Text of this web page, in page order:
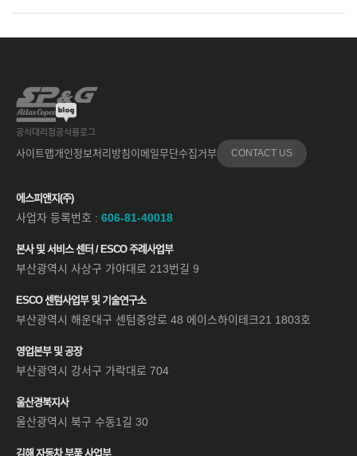
공식대리점공식블로그
사이트맵개인정보처리방침 이메일무단수집거부 CONTACT US
에스피앤지(주)
사업자 등록번호 : 606-81-40018
본사 및 서비스 센터 / ESCO 주례사업부
부산광역시 사상구 가야대로 213번길 9
ESCO 센텀사업부 및 기술연구소
부산광역시 해운대구 센텀중앙로 48 에이스하이테크21 1803호
영업본부 및 공장
부산광역시 강서구 가락대로 704
울산경북지사
울산광역시 북구 수동1길 30
김해 자동차 부품 사업부